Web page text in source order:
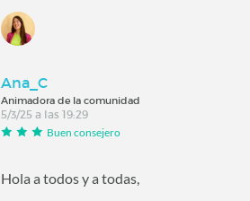
Ana_C
Animadora de la comunidad
5/3/25 a las 19:29
Buen consejero
Hola a todos y a todas,